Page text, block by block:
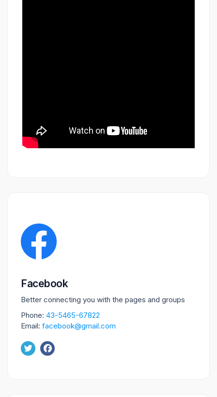
Facebook
Better connecting you with the pages and groups
Phone: 43-5465-67822
Email: facebook@gmail.com